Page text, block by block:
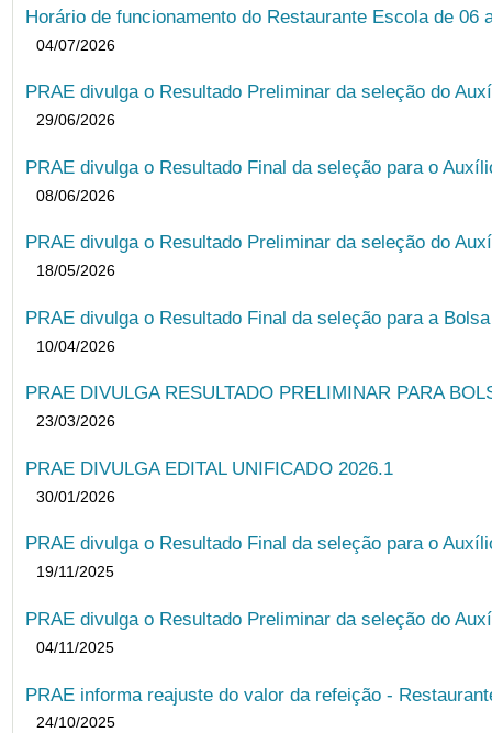
Horário de funcionamento do Restaurante Escola de 06
04/07/2026
PRAE divulga o Resultado Preliminar da seleção do
29/06/2026
PRAE divulga o Resultado Final da seleção para o
08/06/2026
PRAE divulga o Resultado Preliminar da seleção do
18/05/2026
PRAE divulga o Resultado Final da seleção para a
10/04/2026
PRAE DIVULGA RESULTADO PRELIMINAR PARA
23/03/2026
PRAE DIVULGA EDITAL UNIFICADO 2026.1
30/01/2026
PRAE divulga o Resultado Final da seleção para o
19/11/2025
PRAE divulga o Resultado Preliminar da seleção do
04/11/2025
PRAE informa reajuste do valor da refeição -
24/10/2025